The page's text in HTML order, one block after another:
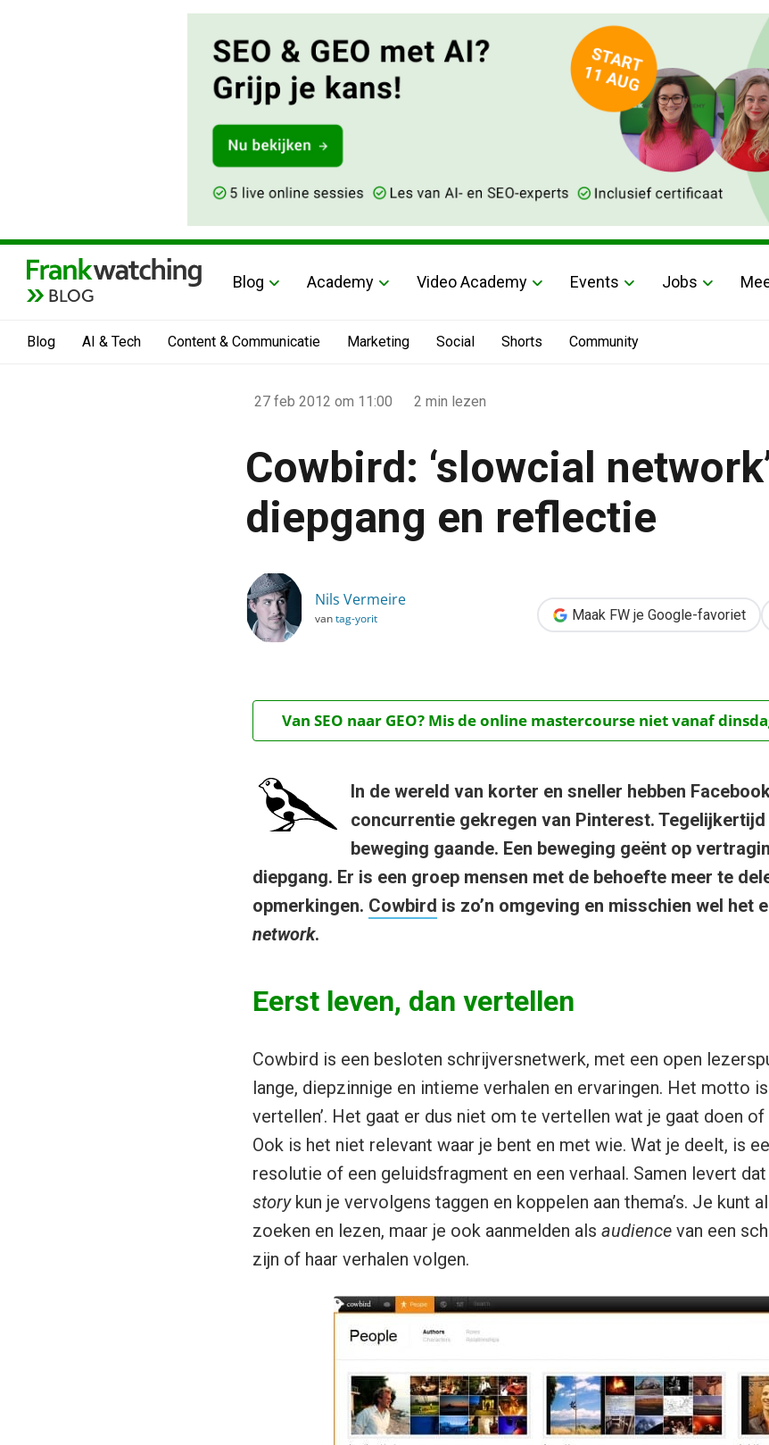
BLOG
Blog Academy Video Academy Events Jobs
Blog AI & Tech Content & Communicatie Marketing Social Shorts Community
›
Alle artikelen
›
27 feb 2012 om 11:00 2 min lezen
Cowbird: ‘slowcial
diepgang en reflectie
Nils Vermeire
vantag-yorit Maak FW je Google-favoriet
Van SEO naar GEO? Mis de online mastercourse niet vanaf
In de wereld van korter en sneller hebben
concurrentie gekregen van Pinterest. Tegelijkertijd
beweging gaande. Een beweging geënt op
diepgang. Er is een groep mensen met de behoefte meer te
opmerkingen. Cowbird is zo’n omgeving en misschien wel het
network.
Eerst leven, dan vertellen
Cowbird is een besloten schrijversnetwerk, met een open
lange, diepzinnige en intieme verhalen en ervaringen. Het motto
vertellen’. Het gaat er dus niet om te vertellen wat je gaat doen of
Ook is het niet relevant waar je bent en met wie. Wat je deelt, is
resolutie of een geluidsfragment en een verhaal. Samen levert dat
story kun je vervolgens taggen en koppelen aan thema’s. Je kunt
zoeken en lezen, maar je ook aanmelden als audiencevan een
zijn of haar verhalen volgen.